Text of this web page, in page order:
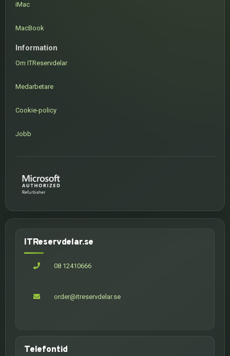
iMac
MacBook
Information
Om ITReservdelar
Medarbetare
Cookie-policy
Jobb
ITReservdelar.se
08 12410666
order@itreservdelar.se
Telefontid